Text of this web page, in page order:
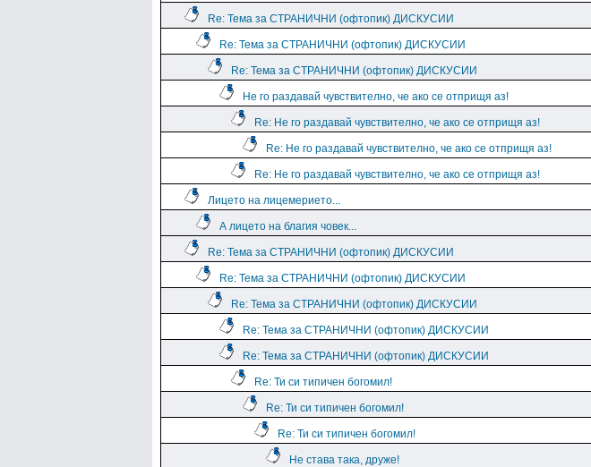
Re: Тема за СТРАНИЧНИ (офтопик) ДИСКУСИИ
Re: Тема за СТРАНИЧНИ (офтопик) ДИСКУСИИ
Re: Тема за СТРАНИЧНИ (офтопик) ДИСКУСИИ
Не го раздавай чувствително, че ако се отприщя аз!
Re: Не го раздавай чувствително, че ако се отприщя аз!
Re: Не го раздавай чувствително, че ако се отприщя аз!
Re: Не го раздавай чувствително, че ако се отприщя аз!
Лицето на лицемерието...
А лицето на благия човек...
Re: Тема за СТРАНИЧНИ (офтопик) ДИСКУСИИ
Re: Тема за СТРАНИЧНИ (офтопик) ДИСКУСИИ
Re: Тема за СТРАНИЧНИ (офтопик) ДИСКУСИИ
Re: Тема за СТРАНИЧНИ (офтопик) ДИСКУСИИ
Re: Тема за СТРАНИЧНИ (офтопик) ДИСКУСИИ
Re: Ти си типичен богомил!
Re: Ти си типичен богомил!
Re: Ти си типичен богомил!
Не става така, друже!